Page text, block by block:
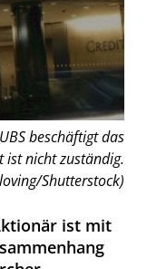
beschäftigt das
ist nicht zuständig.
Shutterstock)
ist mit